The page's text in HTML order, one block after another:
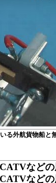
る外航貨物船と
などの
などの